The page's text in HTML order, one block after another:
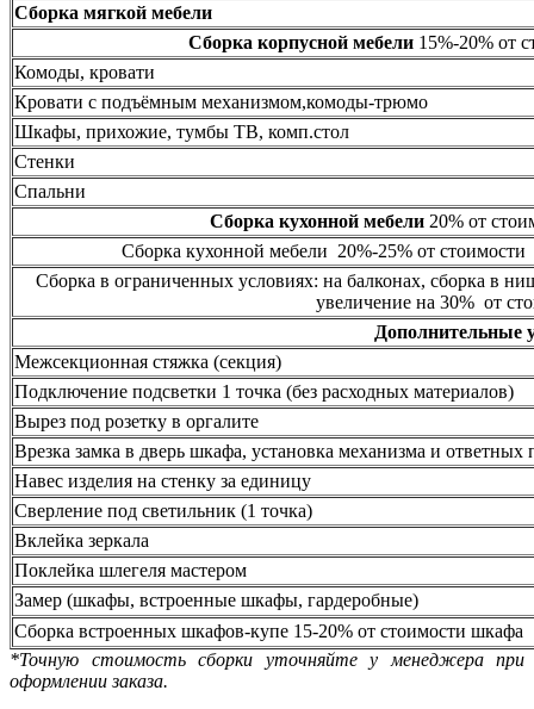
Сборка мягкой мебели
Сборка корпусной мебели15%-20% от
Комоды, кровати
Кровати с подъёмным механизмом,комоды-трюмо
Шкафы, прихожие, тумбы ТВ, комп.стол
Стенки
Спальни
Сборка кухонной мебели20% от
Сборка кухонной мебели 20%-25% от стоимости
Сборка в ограниченных условиях: на балконах, сборка в
увеличение на 30% от
Дополнительные
Межсекционная стяжка (секция)
Подключение подсветки 1 точка (без расходных материалов)
Вырез под розетку в оргалите
Врезка замка в дверь шкафа, установка механизма и ответных
Навес изделия на стенку за единицу
Сверление под светильник (1 точка)
Вклейка зеркала
Поклейка шлегеля мастером
Замер (шкафы, встроенные шкафы, гардеробные)
Сборка встроенных шкафов-купе 15-20% от стоимости шкафа
*Точную стоимость сборки уточняйте у менеджера при
оформлении заказа.